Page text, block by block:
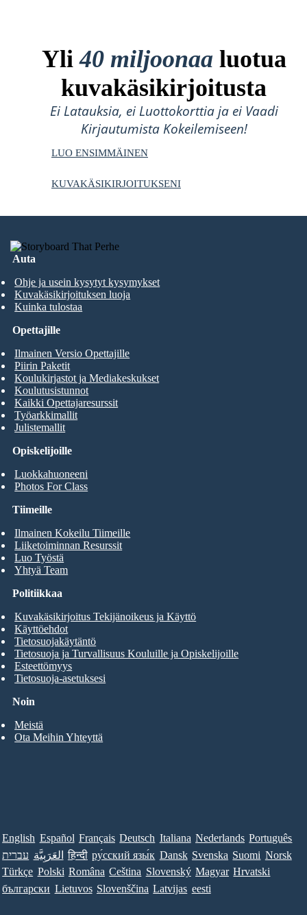
Yli40 miljoonaa luotua
kuvakäsikirjoitusta
Ei Latauksia, ei Luottokorttia ja ei Vaadi
Kirjautumista Kokeilemiseen!
LUO ENSIMMÄINEN
KUVAKÄSIKIRJOITUKSENI
Auta
Ohje ja usein kysytyt kysymykset
Kuvakäsikirjoituksen luoja
Kuinka tulostaa
Opiskelijoille
Luokkahuoneeni
Photos For Class
Opettajille
Ilmainen Versio Opettajille
Piirin Paketit
Koulukirjastot ja Mediakeskukset
Koulutusistunnot
Kaikki Opettajaresurssit
Työarkkimallit
Julistemallit
Tiimeille
Ilmainen Kokeilu Tiimeille
Liiketoiminnan Resurssit
Luo Työstä
Yhtyä Team
Noin
Meistä
Ota Meihin Yhteyttä
Politiikkaa
Kuvakäsikirjoitus Tekijänoikeus ja Käyttö
Käyttöehdot
Tietosuojakäytäntö
Tietosuoja ja Turvallisuus Kouluille ja Opiskelijoille
Esteettömyys
Tietosuoja-asetuksesi
English Español Français Deutsch Italiana Nederlands Português
עברית العَرَبِيَّة हिन्दी ру́сский язы́к Dansk Svenska Suomi Norsk
Türkçe Polski Româna Ceština Slovenský Magyar Hrvatski
български Lietuvos Slovenščina Latvijas eesti